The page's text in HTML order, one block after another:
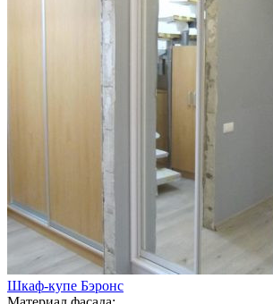
Шкаф-купе Бэронс